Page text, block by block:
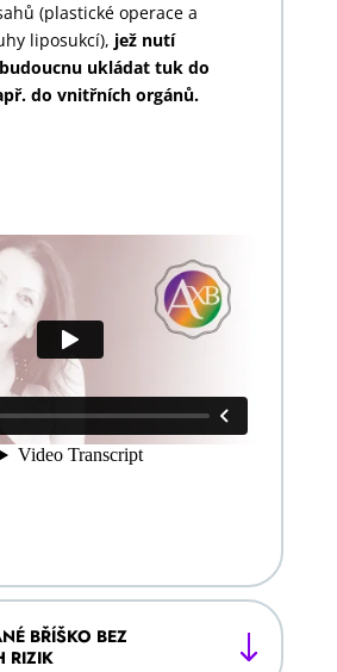
(plastické operace a
liposukcí), jež nutí
ukládat tuk do
do vnitřních orgánů.
BŘÍŠKO BEZ
RIZIK